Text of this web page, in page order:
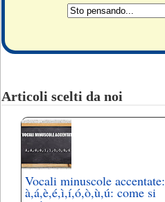
Articoli scelti da noi
Vocali minuscole accentate:
à,á,è,é,ì,í,ó,ò,ù,ú: come si